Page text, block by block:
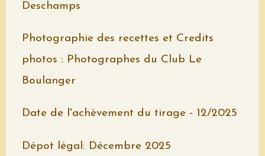
Deschamps
Photographie des recettes et Credits
photos : Photographes du Club Le
Boulanger
Date de l'achèvement du tirage - 12/2025
Dépot légal: Décembre 2025